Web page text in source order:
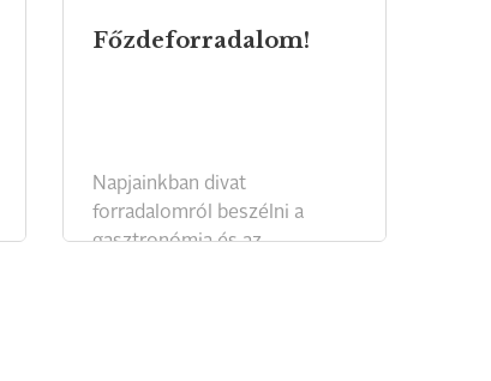
Főzdeforradalom!
Napjainkban divat
forradalomról beszélni a
gasztronómia és az